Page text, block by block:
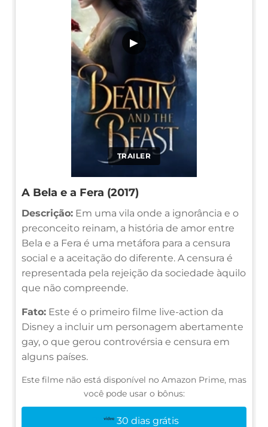
TRAILER
▶
A Bela e a Fera (2017)
Descrição: Em uma vila onde a ignorância e o
preconceito reinam, a história de amor entre
Bela e a Fera é uma metáfora para a censura
social e a aceitação do diferente. A censura é
representada pela rejeição da sociedade àquilo
que não compreende.
Fato: Este é o primeiro filme live-action da
Disney a incluir um personagem abertamente
gay, o que gerou controvérsia e censura em
alguns países.
Este filme não está disponível no Amazon Prime, mas
você pode usar o bônus:
30 dias grátis